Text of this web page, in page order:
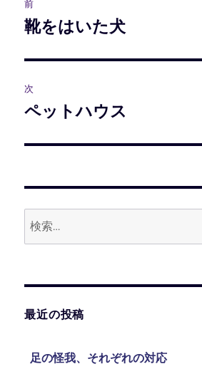
稿
ビ
ゲ
ー
ョ
ン
前
前
投
稿:
靴をはいた犬
次
次
投
ペットハウス
最近の投稿
足の怪我、それぞれの対応